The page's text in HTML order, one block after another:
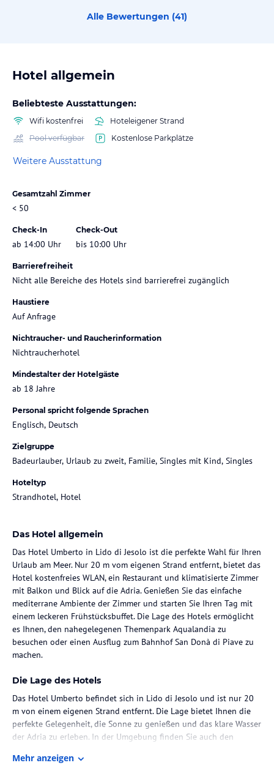
Alle Bewertungen (41)
Hotel allgemein
Beliebteste Ausstattungen:
Wifi kostenfrei
Hoteleigener Strand
Pool verfügbar
Kostenlose Parkplätze
Weitere Ausstattung
Gesamtzahl Zimmer
< 50
Check-In
ab 14:00 Uhr
Check-Out
bis 10:00 Uhr
Barrierefreiheit
Nicht alle Bereiche des Hotels sind barrierefrei zugänglich
Haustiere
Auf Anfrage
Nichtraucher- und Raucherinformation
Nichtraucherhotel
Mindestalter der Hotelgäste
ab 18 Jahre
Personal spricht folgende Sprachen
Englisch, Deutsch
Zielgruppe
Badeurlauber, Urlaub zu zweit, Familie, Singles mit Kind, Singles
Hoteltyp
Strandhotel, Hotel
Das Hotel allgemein
Das Hotel Umberto in Lido di Jesolo ist die perfekte Wahl für Ihren
Urlaub am Meer. Nur 20 m vom eigenen Strand entfernt, bietet das
Hotel kostenfreies WLAN, ein Restaurant und klimatisierte Zimmer
mit Balkon und Blick auf die Adria. Genießen Sie das einfache
mediterrane Ambiente der Zimmer und starten Sie Ihren Tag mit
einem leckeren Frühstücksbuffet. Die Lage des Hotels ermöglicht
es Ihnen, den nahegelegenen Themenpark Aqualandia zu
besuchen oder einen Ausflug zum Bahnhof San Donà di Piave zu
machen.
Die Lage des Hotels
Das Hotel Umberto befindet sich in Lido di Jesolo und ist nur 20
m von einem eigenen Strand entfernt. Die Lage bietet Ihnen die
perfekte Gelegenheit, die Sonne zu genießen und das klare Wasser
der Adria zu erleben. In der Umgebung finden Sie auch den
Bahnhof San Donà di Piave, der in 20 km Entfernung liegt.
Mehr anzeigen